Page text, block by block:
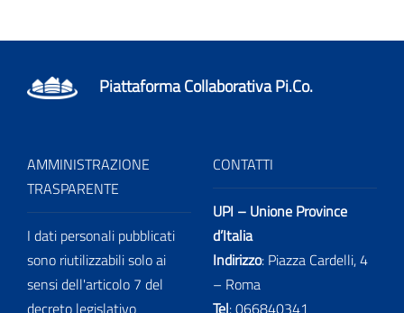
Piattaforma Collaborativa Pi.Co.
AMMINISTRAZIONE
TRASPARENTE
I dati personali pubblicati
sono riutilizzabili solo ai
sensi dell'articolo 7 del
CONTATTI
UPI – Unione Province
d’Italia
Indirizzo: Piazza Cardelli, 4
– Roma